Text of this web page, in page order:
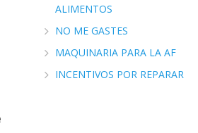
ALIMENTOS
NO ME GASTES
MAQUINARIA PARA LA AF
INCENTIVOS POR REPARAR